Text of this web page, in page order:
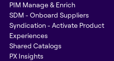
PIM Manage & Enrich
SDM - Onboard Suppliers
Syndication - Activate Product
Experiences
Shared Catalogs
PX Insights